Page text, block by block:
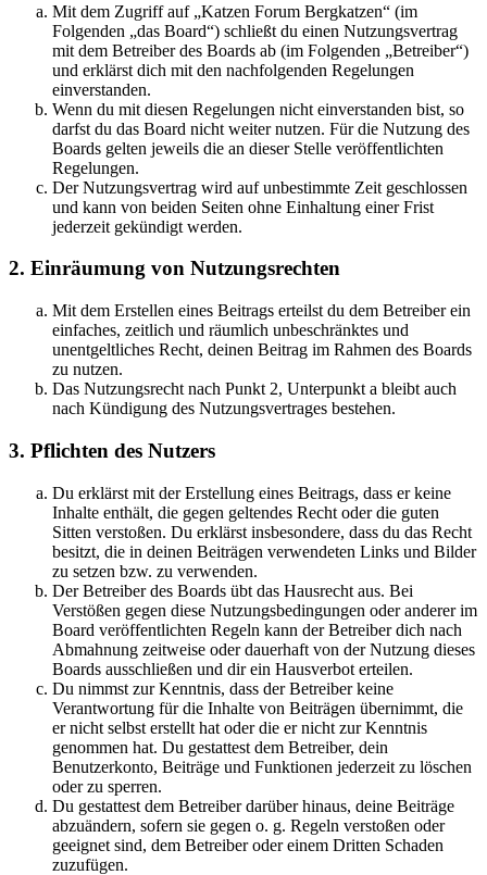
Mit dem Zugriff auf „Katzen Forum Bergkatzen“ (im
Folgenden „das Board“) schließt du einen Nutzungsvertrag
mit dem Betreiber des Boards ab (im Folgenden „Betreiber“)
und erklärst dich mit den nachfolgenden Regelungen
einverstanden.
Wenn du mit diesen Regelungen nicht einverstanden bist, so
darfst du das Board nicht weiter nutzen. Für die Nutzung des
Boards gelten jeweils die an dieser Stelle veröffentlichten
Regelungen.
Der Nutzungsvertrag wird auf unbestimmte Zeit geschlossen
und kann von beiden Seiten ohne Einhaltung einer Frist
jederzeit gekündigt werden.
2. Einräumung von Nutzungsrechten
Mit dem Erstellen eines Beitrags erteilst du dem Betreiber ein
einfaches, zeitlich und räumlich unbeschränktes und
unentgeltliches Recht, deinen Beitrag im Rahmen des Boards
zu nutzen.
Das Nutzungsrecht nach Punkt 2, Unterpunkt a bleibt auch
nach Kündigung des Nutzungsvertrages bestehen.
3. Pflichten des Nutzers
Du erklärst mit der Erstellung eines Beitrags, dass er keine
Inhalte enthält, die gegen geltendes Recht oder die guten
Sitten verstoßen. Du erklärst insbesondere, dass du das Recht
besitzt, die in deinen Beiträgen verwendeten Links und Bilder
zu setzen bzw. zu verwenden.
Der Betreiber des Boards übt das Hausrecht aus. Bei
Verstößen gegen diese Nutzungsbedingungen oder anderer im
Board veröffentlichten Regeln kann der Betreiber dich nach
Abmahnung zeitweise oder dauerhaft von der Nutzung dieses
Boards ausschließen und dir ein Hausverbot erteilen.
Du nimmst zur Kenntnis, dass der Betreiber keine
Verantwortung für die Inhalte von Beiträgen übernimmt, die
er nicht selbst erstellt hat oder die er nicht zur Kenntnis
genommen hat. Du gestattest dem Betreiber, dein
Benutzerkonto, Beiträge und Funktionen jederzeit zu löschen
oder zu sperren.
Du gestattest dem Betreiber darüber hinaus, deine Beiträge
abzuändern, sofern sie gegen o. g. Regeln verstoßen oder
geeignet sind, dem Betreiber oder einem Dritten Schaden
zuzufügen.